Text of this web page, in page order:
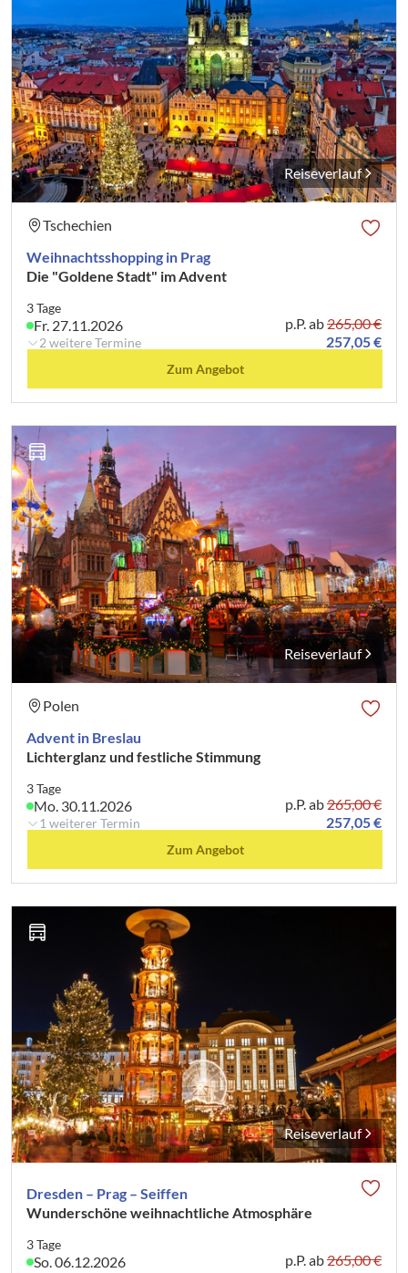
Reiseverlauf
Tschechien
Weihnachtsshopping in Prag
Die "Goldene Stadt" im Advent
3 Tage
Fr. 27.11.2026
2 weitere Termine
p.P. ab265,00 €
257,05 €
Zum Angebot
Reiseverlauf
Polen
Advent in Breslau
Lichterglanz und festliche Stimmung
3 Tage
Mo. 30.11.2026
1 weiterer Termin
p.P. ab265,00 €
257,05 €
Zum Angebot
Reiseverlauf
Dresden – Prag – Seiffen
Wunderschöne weihnachtliche Atmosphäre
3 Tage
So. 06.12.2026 p.P. ab265,00 €